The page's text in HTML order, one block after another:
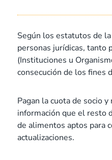
Según los estatutos de
personas jurídicas, tanto
(Instituciones u
consecución de los fines
Pagan la cuota de socio
información que el resto
de alimentos aptos para
actualizaciones.